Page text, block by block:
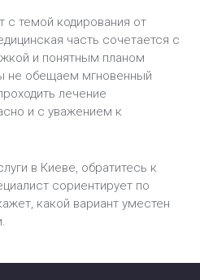
с темой кодирования от
часть сочетается с
и понятным планом
не обещаем мгновенный
лечение
и с уважением к
в Киеве, обратитесь к
сориентирует по
какой вариант уместен